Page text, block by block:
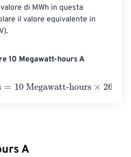
di MWh in questa
il valore equivalente in
10 Megawatt-hours A
Megawatt-hours×26845056410
A